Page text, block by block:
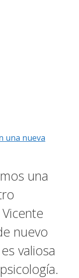
una nueva
una
nuevo
valiosa